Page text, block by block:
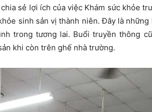
sẻ lợi ích của việc Khám sức khỏe
sinh sản vị thành niên. Đây là
trong tương lai. Buổi truyền thông
khi còn trên ghế nhà trường.